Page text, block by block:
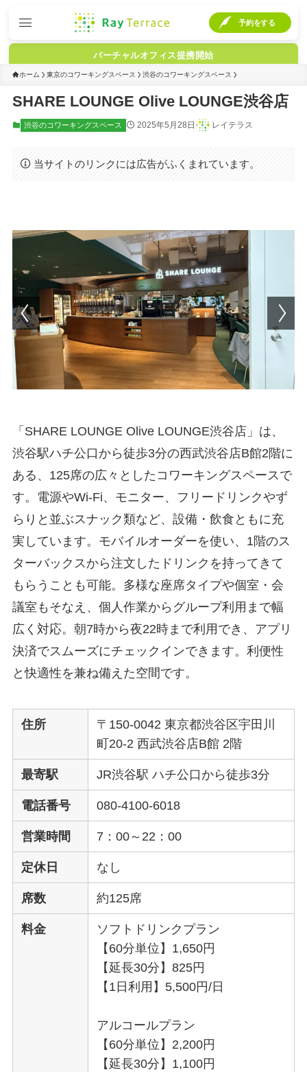
バーチャルオフィス提携開始
予約をする
ホーム 東京のコワーキングスペース 渋谷のコワーキングスペース
SHARE LOUNGE Olive LOUNGE渋谷店
渋谷のコワーキングスペース 2025年5月28日 レイテラス
当サイトのリンクには広告がふくまれています。
「SHARE LOUNGE Olive LOUNGE渋谷店」は、
渋谷駅ハチ公口から徒歩3分の西武渋谷店B館2階に
ある、125席の広々としたコワーキングスペースで
す。電源やWi-Fi、モニター、フリードリンクやず
らりと並ぶスナック類など、設備・飲食ともに充
実しています。モバイルオーダーを使い、1階のス
ターバックスから注文したドリンクを持ってきて
もらうことも可能。多様な座席タイプや個室・会
議室もそなえ、個人作業からグループ利用まで幅
広く対応。朝7時から夜22時まで利用でき、アプリ
決済でスムーズにチェックインできます。利便性
と快適性を兼ね備えた空間です。
住所
〒150-0042 東京都渋谷区宇田川
町20-2 西武渋谷店B館 2階
最寄駅 JR渋谷駅 ハチ公口から徒歩3分
電話番号 080-4100-6018
営業時間 7：00～22：00
定休日 なし
席数 約125席
料金
ソフトドリンクプラン
【60分単位】1,650円
【延長30分】825円
【1日利用】5,500円/日
アルコールプラン
【60分単位】2,200円
【延長30分】1,100円